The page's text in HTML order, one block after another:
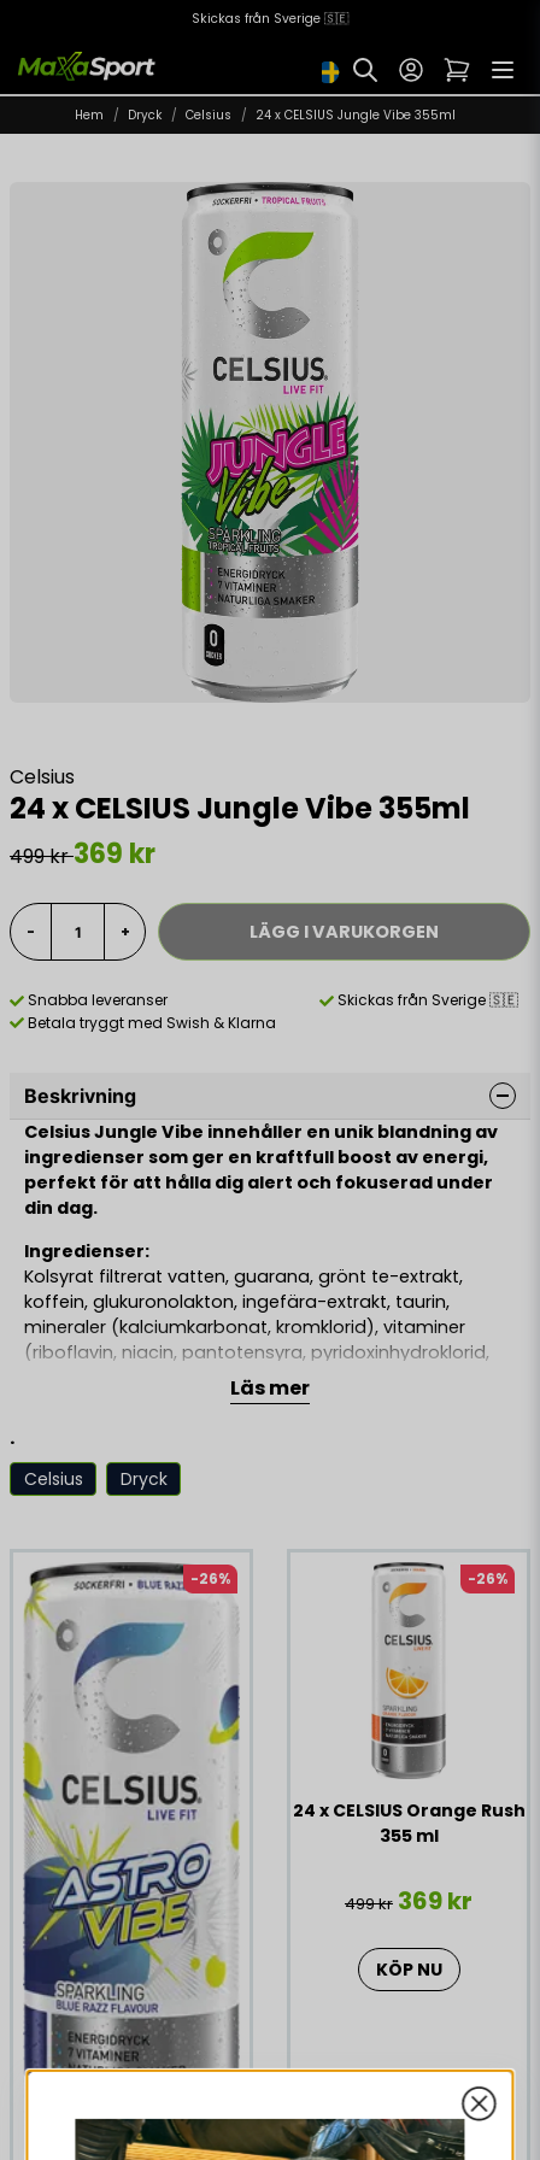
Skickas från Sverige 🇸🇪
Hem Dryck Celsius 24 x CELSIUS Jungle Vibe 355ml
Celsius
24 x CELSIUS Jungle Vibe 355ml
499 kr369 kr
- + LÄGG I VARUKORGEN
Snabba leveranser
Skickas från Sverige 🇸🇪
Betala tryggt med Swish & Klarna
Beskrivning
Celsius Jungle Vibe innehåller en unik blandning av
ingredienser som ger en kraftfull boost av energi,
perfekt för att hålla dig alert och fokuserad under
din dag.
Ingredienser:
Kolsyrat filtrerat vatten, guarana, grönt te-extrakt,
koffein, glukuronolakton, ingefära-extrakt, taurin,
mineraler (kalciumkarbonat, kromklorid), vitaminer
(riboflavin, niacin, pantotensyra, pyridoxinhydroklorid,
biotin, cyanokobalamin, askorbinsyra),
surhetsreglerande medel (citronsyra), naturliga aromer,
innehåller hög koffeinhalt. Rekommenderas ej för barn,
gravida och ammande eller personer känsliga för
koffein. Användning ihop med alkoholhaltig dryck
rekommenderas ej. Vi rekommenderar max 2
burkar/dygn. Öppnad burk bör konsumeras under
dagen. Förvaringsinstruktioner för konsument: Förvaras i
rumstemperatur eller vid lägst +2°C.
Läs mer
.
Celsius Dryck
-26%
24 x CELSIUS Orange Rush
355 ml
-26%
499 kr 369 kr
KÖP NU